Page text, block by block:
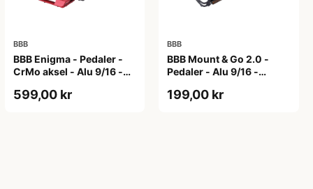
BBB
BBB Enigma - Pedaler -
CrMo aksel - Alu 9/16 -
599,00 kr
BBB
BBB Mount & Go 2.0 -
Pedaler - Alu 9/16 -
199,00 kr